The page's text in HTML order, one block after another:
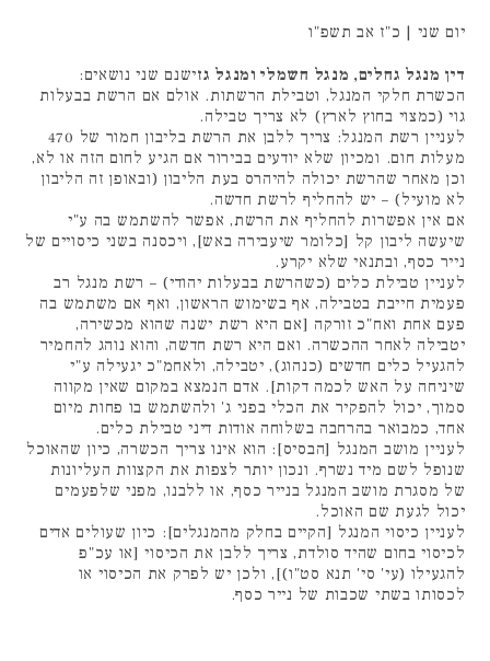
יום שני | כ"ז אב תשפ"ו
דין מנגל גחלים, מנגל חשמלי ומנגל גזישנם שני נושאים:
הכשרת חלקי המנגל, וטבילת הרשתות. אולם אם הרשת בבעלות
גוי (כמצוי בחוץ לארץ) לא צריך טבילה.
לעניין רשת המנגל: צריך ללבן את הרשת בליבון חמור של 470
מעלות חום. ומכיון שלא יודעים בבירור אם הגיע לחום הזה או לא,
וכן מאחר שהרשת יכולה להיהרס בעת הליבון (ובאופן זה הליבון
לא מועיל) – יש להחליף לרשת חדשה.
אם אין אפשרות להחליף את הרשת, אפשר להשתמש בה ע"י
שיעשה ליבון קל [כלומר שיעבירה באש], ויכסנה בשני כיסויים של
נייר כסף, ובתנאי שלא יקרע.
לעניין טבילת כלים (כשהרשת בבעלות יהודי) – רשת מנגל רב
פעמית חייבת בטבילה, אף בשימוש הראשון, ואף אם משתמש בה
פעם אחת ואח"כ זורקה [אם היא רשת ישנה שהוא מכשירה,
יטבילה לאחר ההכשרה. ואם היא רשת חדשה, והוא נוהג להחמיר
להגעיל כלים חדשים (כנהוג), יטבילה, ולאחמ"כ יגעילה ע"י
שיניחה על האש לכמה דקות]. אדם הנמצא במקום שאין מקווה
סמוך, יכול להפקיר את הכלי בפני ג' ולהשתמש בו פחות מיום
אחד, כמבואר בהרחבה בשלוחה אודות דיני טבילת כלים.
לעניין מושב המנגל [הבסיס]: הוא אינו צריך הכשרה, כיון שהאוכל
שנופל לשם מיד נשרף. ונכון יותר לצפות את הקצוות העליונות
של מסגרת מושב המנגל בנייר כסף, או ללבנו, מפני שלפעמים
יכול לגעת שם האוכל.
לעניין כיסוי המנגל [הקיים בחלק מהמנגלים]: כיון שעולים אדים
לכיסוי בחום שהיד סולדת, צריך ללבן את הכיסוי [או עכ"פ
להגעילו (עי' סי' תנא סט"ו)], ולכן יש לפרק את הכיסוי או
לכסותו בשתי שכבות של נייר כסף.